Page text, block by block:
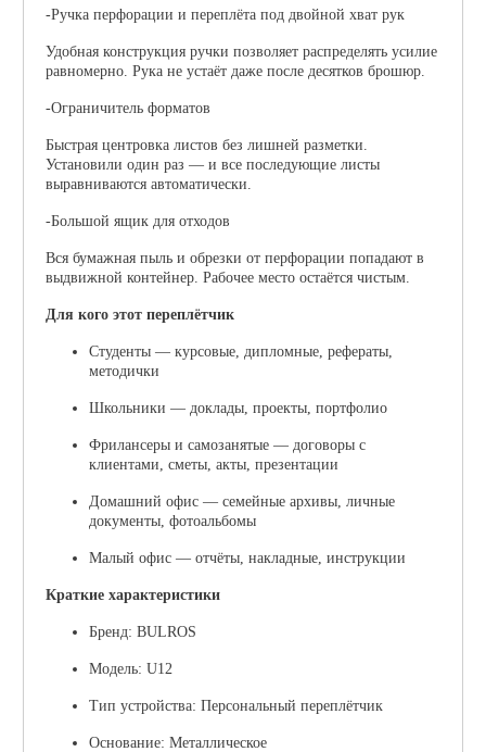
-Ручка перфорации и переплёта под двойной хват рук
Удобная конструкция ручки позволяет распределять усилие
равномерно. Рука не устаёт даже после десятков брошюр.
-Ограничитель форматов
Быстрая центровка листов без лишней разметки.
Установили один раз — и все последующие листы
выравниваются автоматически.
-Большой ящик для отходов
Вся бумажная пыль и обрезки от перфорации попадают в
выдвижной контейнер. Рабочее место остаётся чистым.
Для кого этот переплётчик
Студенты— курсовые, дипломные, рефераты,
методички
Школьники — доклады, проекты, портфолио
Фрилансеры и самозанятые— договоры с
клиентами, сметы, акты, презентации
Домашний офис— семейные архивы, личные
документы, фотоальбомы
Малый офис— отчёты, накладные, инструкции
Краткие характеристики
Бренд: BULROS
Модель: U12
Тип устройства: Персональный переплётчик
Основание: Металлическое